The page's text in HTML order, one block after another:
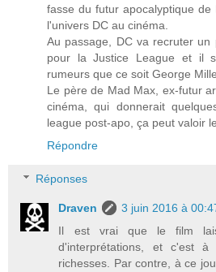
fasse du futur apocalyptique
l'univers DC au cinéma.
Au passage, DC va recruter un
pour la Justice League et il
rumeurs que ce soit George
Le père de Mad Max, ex-futur
cinéma, qui donnerait
league post-apo, ça peut valoir
Répondre
Réponses
Draven
3 juin 2016 à
Il est vrai que le film
d'interprétations, et c'est
richesses. Par contre, à ce